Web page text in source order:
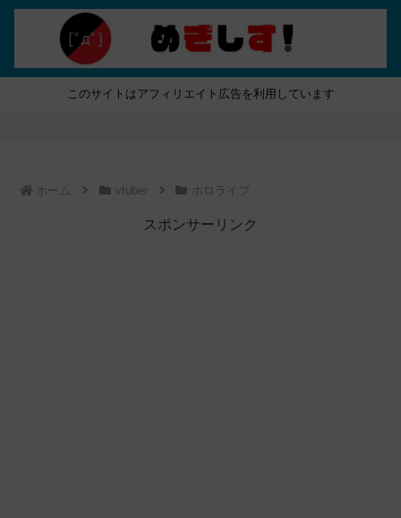
このサイトはアフィリエイト広告を利用しています
ホーム vtuber ホロライブ
スポンサーリンク